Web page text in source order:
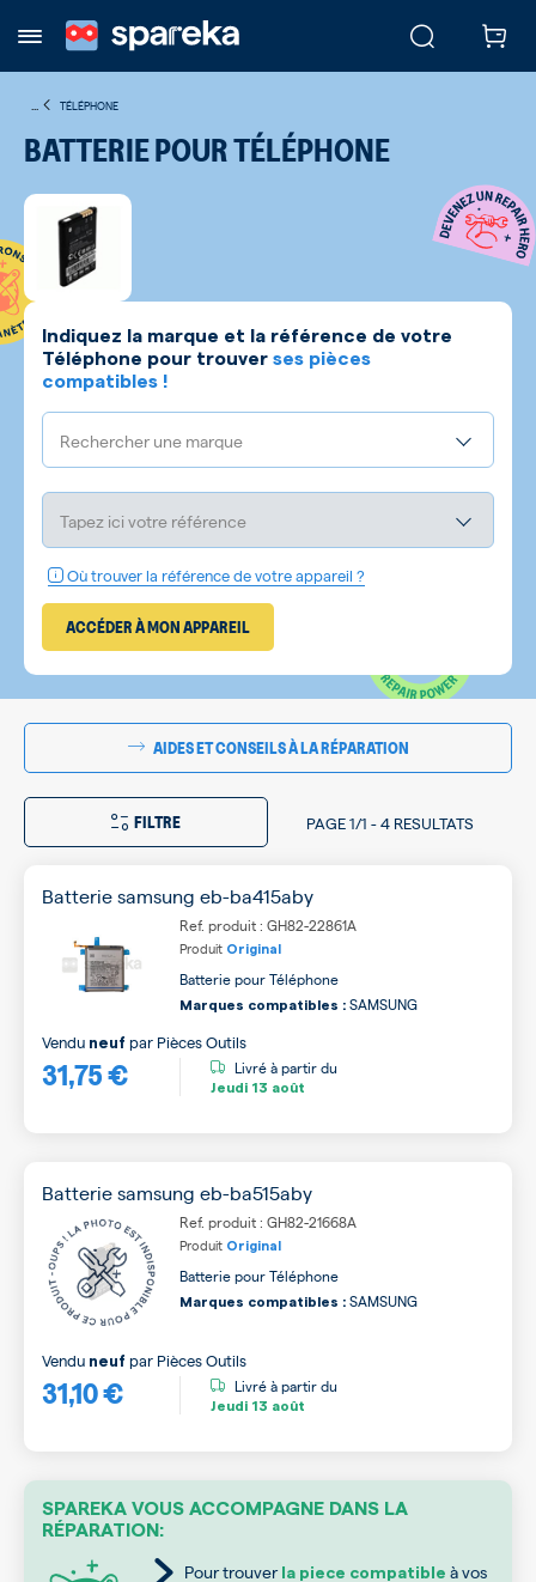
TÉLÉPHONE
BATTERIE POUR TÉLÉPHONE
Indiquez la marque et la référence de votre
Téléphone pour trouver ses pièces
compatibles !
Rechercher une marque
Tapez ici votre référence
Où trouver la référence de votre appareil ?
ACCÉDER À MON APPAREIL
AIDES ET CONSEILS À LA RÉPARATION
FILTRE PAGE1/1 -4 RESULTATS
Batterie samsung eb-ba415aby
Ref. produit : GH82-22861A
Produit Original
Batterie pour Téléphone
Marques compatibles : SAMSUNG
31,75 €
Vendu neuf par Pièces Outils
Livré à partir du
Jeudi 13 août
Batterie samsung eb-ba515aby
Ref. produit : GH82-21668A
Produit Original
Batterie pour Téléphone
Marques compatibles : SAMSUNG
31,10 €
Vendu neuf par Pièces Outils
Livré à partir du
Jeudi 13 août
SPAREKA VOUS ACCOMPAGNE DANS LA
RÉPARATION:
Pour trouver la piece compatible à vos